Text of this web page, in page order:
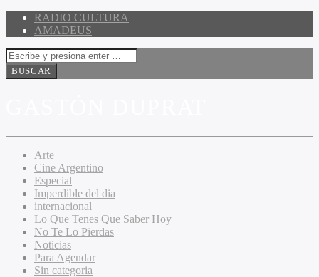
RADIO CULTURA
AMADEUS
Arte
Cine Argentino
Especial
Imperdible del dia
internacional
Lo Que Tenes Que Saber Hoy
No Te Lo Pierdas
Noticias
Para Agendar
Sin categoria